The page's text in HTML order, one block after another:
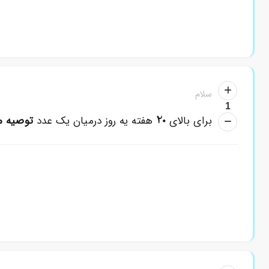
1
سلام
برای بالای 20 هفته یه روز درمیان یک عددتوصیه